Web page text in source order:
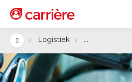
Logistiek ...